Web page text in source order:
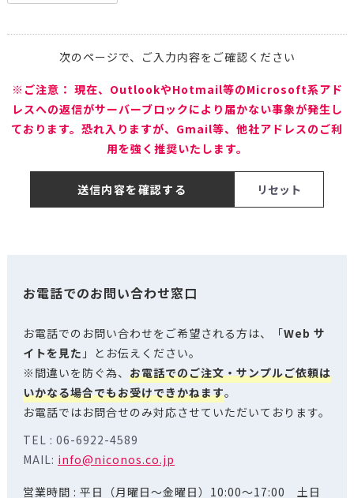
次のページで、ご入力内容をご確認ください
※ご注意： 現在、OutlookやHotmail等のMicrosoft系アド
レスへの返信がサーバーブロックにより届かない事象が発生し
ております。恐れ入りますが、Gmail等、他社アドレスのご利
用を強く推奨いたします。
送信内容を確認する
お電話でのお問い合わせ窓口
お電話でのお問い合わせをご希望される方は、「Web サ
イトを見た 」とお伝えください。
※間違いを防ぐ為、 お電話でのご注文・サンプルご依頼は
いかなる場合でもお受けできかねます。
お電話ではお問合せのみ対応させていただいております。
TEL : 06-6922-4589
MAIL: info@niconos.co.jp
営業時間 : 平日（月曜日～金曜日）10:00～17:00 土日